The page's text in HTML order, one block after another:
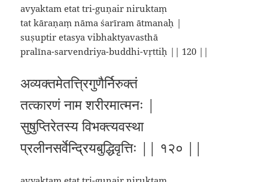
avyaktam etat tri-guṇair niruktaṃ
tat kāraṇaṃ nāma śarīram ātmanaḥ |
suṣuptir etasya vibhaktyavasthā
pralīna-sarvendriya-buddhi-vṛttiḥ || 120 ||
अव्यक्तमेतत्त्रिगुणैर्निरुक्तं
तत्कारणं नाम शरीरमात्मनः |
सुषुप्तिरेतस्य विभक्त्यवस्था
प्रलीनसर्वेन्द्रियबुद्धिवृत्तिः || १२० ||